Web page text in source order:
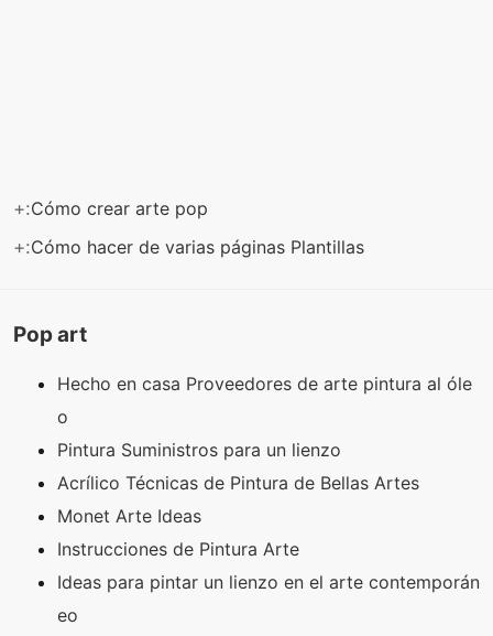
+:Cómo crear arte pop
+:Cómo hacer de varias páginas Plantillas
Pop art
Hecho en casa Proveedores de arte pintura al óle
o
Pintura Suministros para un lienzo
Acrílico Técnicas de Pintura de Bellas Artes
Monet Arte Ideas
Instrucciones de Pintura Arte
Ideas para pintar un lienzo en el arte contemporán
eo